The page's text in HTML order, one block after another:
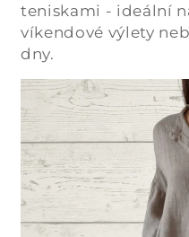
teniskami - ideální
víkendové výlety
dny.